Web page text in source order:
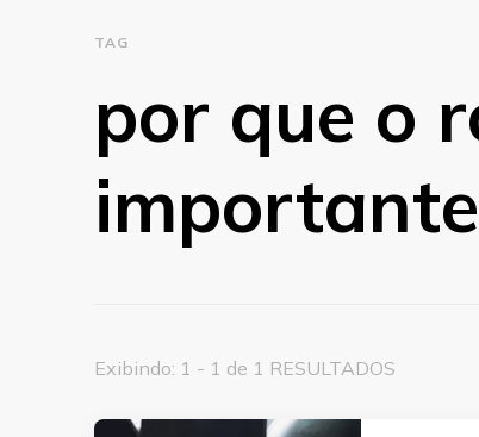
TAG
por que o
Exibindo: 1 - 1 de 1 RESULTADOS